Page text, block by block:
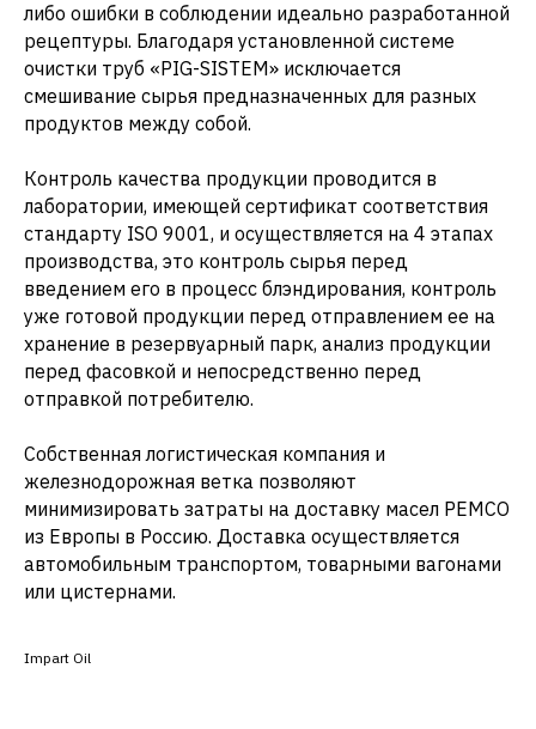
либо ошибки в соблюдении идеально разработанной
рецептуры. Благодаря установленной системе
очистки труб «PIG-SISTEM» исключается
смешивание сырья предназначенных для разных
продуктов между собой.
Контроль качества продукции проводится в
лаборатории, имеющей сертификат соответствия
стандарту ISO 9001, и осуществляется на 4 этапах
производства, это контроль сырья перед
введением его в процесс блэндирования, контроль
уже готовой продукции перед отправлением ее на
хранение в резервуарный парк, анализ продукции
перед фасовкой и непосредственно перед
отправкой потребителю.
Собственная логистическая компания и
железнодорожная ветка позволяют
минимизировать затраты на доставку масел PEMCO
из Европы в Россию. Доставка осуществляется
автомобильным транспортом, товарными вагонами
или цистернами.
Impart Oil